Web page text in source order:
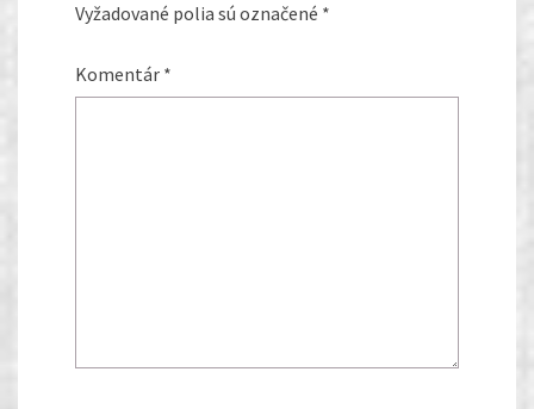
Vyžadované polia sú označené *
Komentár *